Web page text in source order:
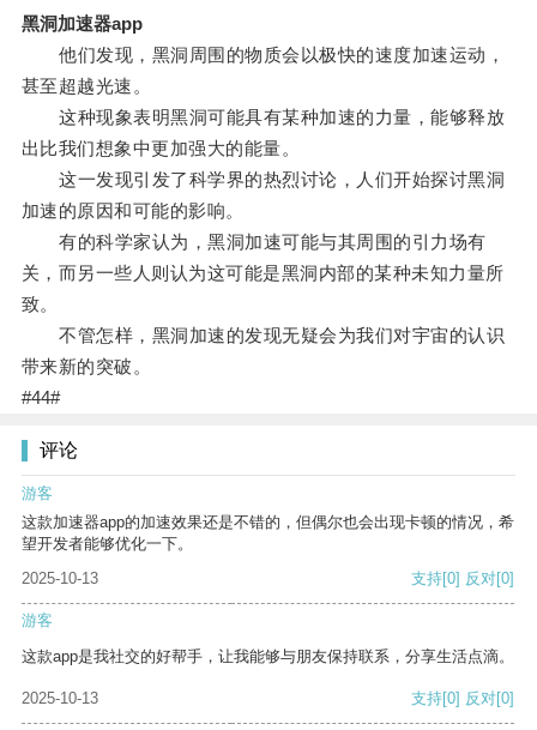
黑洞加速器app
他们发现，黑洞周围的物质会以极快的速度加速运动，
甚至超越光速。
这种现象表明黑洞可能具有某种加速的力量，能够释放
出比我们想象中更加强大的能量。
这一发现引发了科学界的热烈讨论，人们开始探讨黑洞
加速的原因和可能的影响。
有的科学家认为，黑洞加速可能与其周围的引力场有
关，而另一些人则认为这可能是黑洞内部的某种未知力量所
致。
不管怎样，黑洞加速的发现无疑会为我们对宇宙的认识
带来新的突破。
#44#
评论
游客
这款加速器app的加速效果还是不错的，但偶尔也会出现卡顿的情况，希
望开发者能够优化一下。
2025-10-13
支持[0] 反对[0]
游客
这款app是我社交的好帮手，让我能够与朋友保持联系，分享生活点滴。
2025-10-13 支持[0] 反对[0]